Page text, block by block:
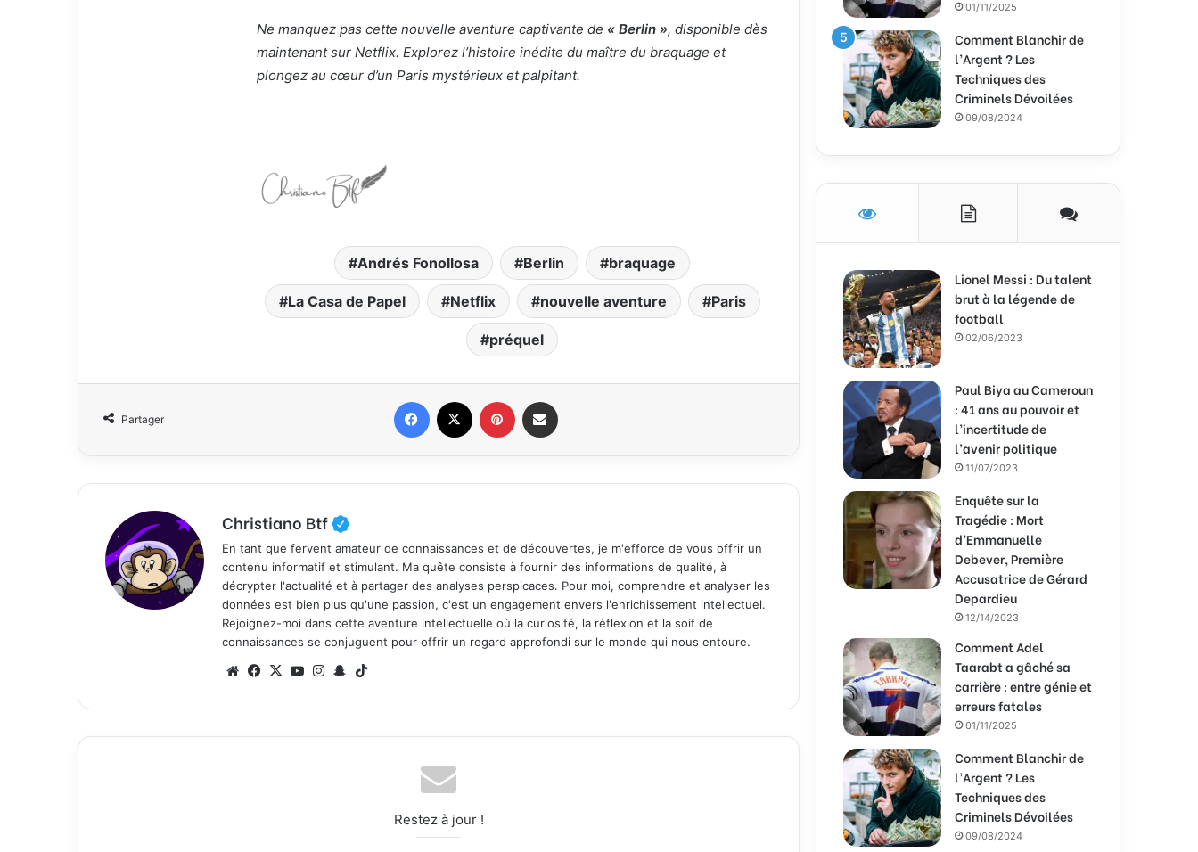
Ne manquez pas cette nouvelle aventure captivante de « Berlin », disponible dès
maintenant sur Netflix. Explorez l’histoire inédite du maître du braquage et
plongez au cœur d’un Paris mystérieux et palpitant.
Andrés Fonollosa Berlin braquage
La Casa de Papel Netflix nouvelle aventure Paris
préquel
Partager
Christiano Btf
En tant que fervent amateur de connaissances et de découvertes, je m'efforce de vous offrir un
contenu informatif et stimulant. Ma quête consiste à fournir des informations de qualité, à
décrypter l'actualité et à partager des analyses perspicaces. Pour moi, comprendre et analyser les
données est bien plus qu'une passion, c'est un engagement envers l'enrichissement intellectuel.
Rejoignez-moi dans cette aventure intellectuelle où la curiosité, la réflexion et la soif de
connaissances se conjuguent pour offrir un regard approfondi sur le monde qui nous entoure.
We
te
Fa
bo
ok
X
Yo
ub
e
Ins
ra
m
Sn
ch
at
k
Restez à jour !
01/11/2025
Comment Blanchir de
l’Argent ? Les
Techniques des
Criminels Dévoilées
09/08/2024
Lionel Messi : Du talent
brut à la légende de
football
02/06/2023
Paul Biya au Cameroun
: 41 ans au pouvoir et
l’incertitude de
l’avenir politique
11/07/2023
Enquête sur la
Tragédie : Mort
d’Emmanuelle
Debever, Première
Accusatrice de Gérard
Depardieu
12/14/2023
Comment Adel
Taarabt a gâché sa
carrière : entre génie et
erreurs fatales
01/11/2025
Comment Blanchir de
l’Argent ? Les
Techniques des
Criminels Dévoilées
09/08/2024